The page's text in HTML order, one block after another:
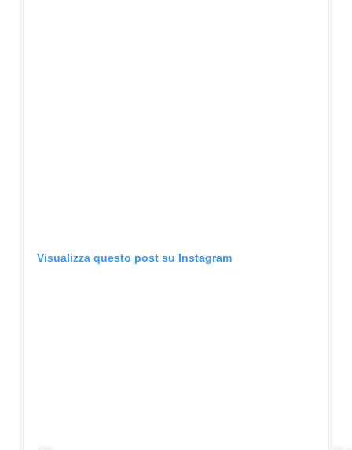
Visualizza questo post su Instagram